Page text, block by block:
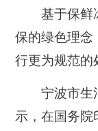
基于保鲜冰
保的绿色理念
行更为规范的
宁波市生活
示，在国务院